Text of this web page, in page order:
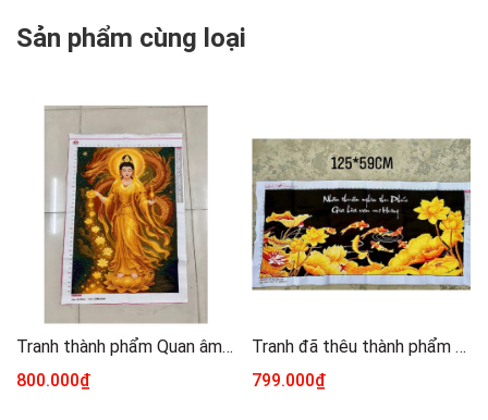
Sản phẩm cùng loại
Tranh thành phẩm Quan âm VS8320, kt 65 x 90 cm
800.000₫
Tranh đã thêu thành phẩm Gia hoà vạn sự hưng LV3379, kích thước 125 x 59 cm
799.000₫